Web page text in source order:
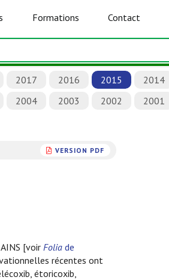
Formations Contact
2017 2016 2015
2014
2004 2003 2002
2001
VERSION PDF
[voir Folia de
récentes ont
étoricoxib,